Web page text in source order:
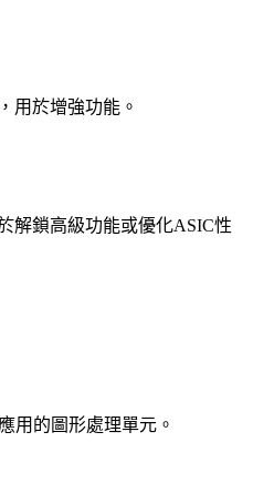
用於增強功能。
解鎖高級功能或優化ASIC性
用的圖形處理單元。